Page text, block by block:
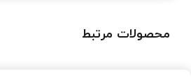
محصولات مرتبط